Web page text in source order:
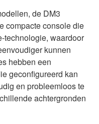
de DM3
compacte console die
technologie, waardoor
kunnen
hebben een
geconfigureerd kan
en probleemloos te
achtergronden